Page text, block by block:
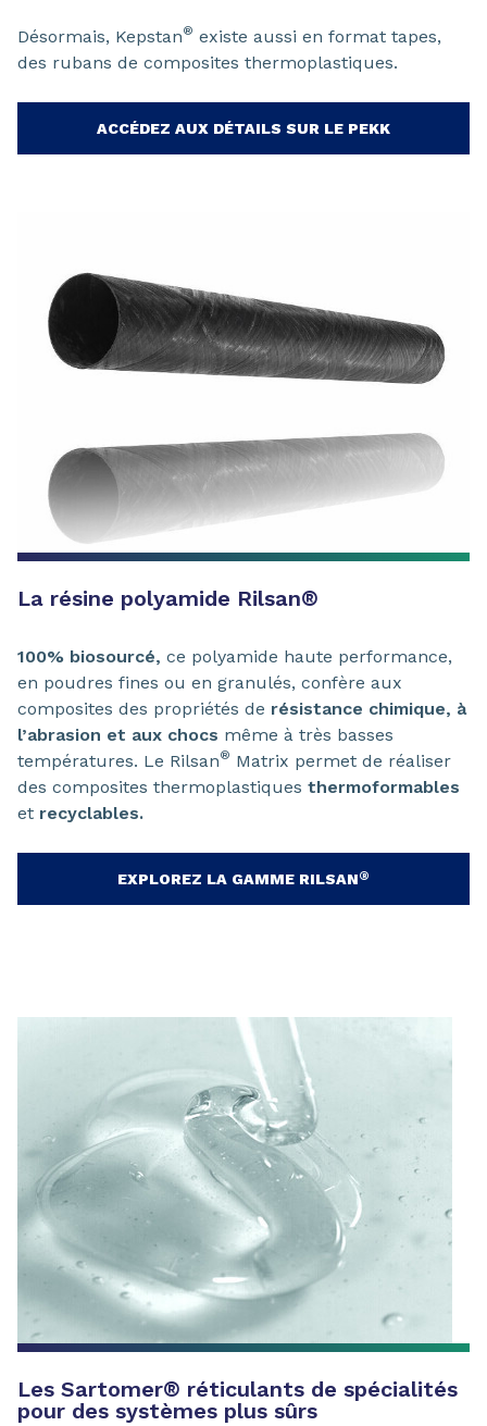
Désormais, Kepstan® existe aussi en format tapes,
des rubans de composites thermoplastiques.
ACCÉDEZ AUX DÉTAILS SUR LE PEKK
La résine polyamide Rilsan®
100% biosourcé, ce polyamide haute performance,
en poudres fines ou en granulés, confère aux
composites des propriétés de résistance chimique, à
l’abrasion et aux chocs même à très basses
températures. Le Rilsan® Matrix permet de réaliser
des composites thermoplastiques thermoformables
et recyclables.
EXPLOREZ LA GAMME RILSAN®
Les Sartomer® réticulants de spécialités
pour des systèmes plus sûrs